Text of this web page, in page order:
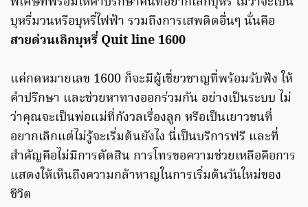
บุหรี่มวนหรือบุหรี่ไฟฟ้า รวมถึงการเสพติดอื่นๆ นั่นคือ
สายด่วนเลิกบุหรี่ Quit line 1600
แค่กดหมายเลข 1600 ก็จะมีผู้เชี่ยวชาญที่พร้อมรับฟัง ให้
คำปรึกษา และช่วยหาทางออกร่วมกัน อย่างเป็นระบบ ไม่
ว่าคุณจะเป็นพ่อแม่ที่กังวลเรื่องลูก หรือเป็นเยาวชนที่
อยากเลิกแต่ไม่รู้จะเริ่มต้นยังไง นี่เป็นบริการฟรี และที่
สำคัญคือไม่มีการตัดสิน การโทรขอความช่วยเหลือคือการ
แสดงให้เห็นถึงความกล้าหาญในการเริ่มต้นวันใหม่ของ
ชีวิต